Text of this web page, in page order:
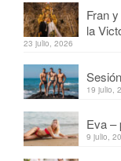
Fran
la
23 julio, 2026
19 julio,
Eva –
9 julio,